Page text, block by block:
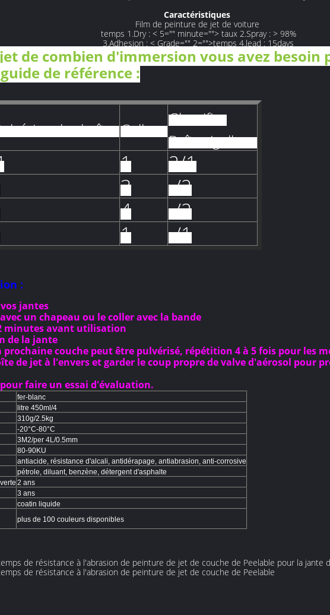
Caractéristiques
Film de peinture de jet de voiture
temps 1.Dry : < 5="" minute=""> taux 2.Spray : > 98%
3.Adhesion : < Grade="" 2="">temps 4.lead : 15days
de combien d'immersion vous avez besoin
de référence :
les boîtesGallons
Glossifier
Boîtes/gallons
1
2/1
3
-/2
4
-/2
1 -/1
:
jantes
un chapeau ou le coller avec la bande
minutes avant utilisation
de la jante
prochaine couche peut être pulvérisé, répétition 4 à 5 fois pour les
de jet à l'envers et garder le coup propre de valve d'aérosol pour
faire un essai d'évaluation.
fer-blanc
litre 450ml/4
310g/2.5kg
-20°C-80°C
3M2/per 4L/0.5mm
80-90KU
antiacide, résistance d'alcali, antidérapage, antiabrasion, anti-corrosive
pétrole, diluant, benzène, détergent d'asphalte
2 ans
3 ans
coatin liquide
plus de 100 couleurs disponibles